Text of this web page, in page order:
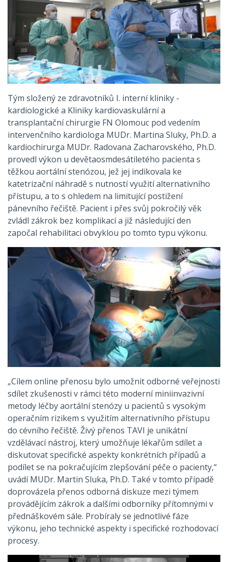
Tým složený ze zdravotníků I. interní kliniky -
kardiologické a Kliniky kardiovaskulární a
transplantační chirurgie FN Olomouc pod vedením
intervenčního kardiologa MUDr. Martina Sluky, Ph.D. a
kardiochirurga MUDr. Radovana Zacharovského, Ph.D.
provedl výkon u devětaosmdesátiletého pacienta s
těžkou aortální stenózou, jež jej indikovala ke
katetrizační náhradě s nutností využití alternativního
přístupu, a to s ohledem na limitující postižení
pánevního řečiště. Pacient i přes svůj pokročilý věk
zvládl zákrok bez komplikací a již následující den
započal rehabilitaci obvyklou po tomto typu výkonu.
„Cílem online přenosu bylo umožnit odborné veřejnosti
sdílet zkušenosti v rámci této moderní miniinvazivní
metody léčby aortální stenózy u pacientů s vysokým
operačním rizikem s využitím alternativního přístupu
do cévního řečiště. Živý přenos TAVI je unikátní
vzdělávací nástroj, který umožňuje lékařům sdílet a
diskutovat specifické aspekty konkrétních případů a
podílet se na pokračujícím zlepšování péče o pacienty,“
uvádí MUDr. Martin Sluka, Ph.D. Také v tomto případě
doprovázela přenos odborná diskuze mezi týmem
provádějícím zákrok a dalšími odborníky přítomnými v
přednáškovém sále. Probíraly se jednotlivé fáze
výkonu, jeho technické aspekty i specifické rozhodovací
procesy.